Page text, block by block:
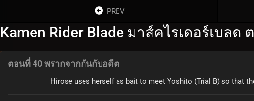
PREV
Kamen Rider Blade มาส์คไรเดอร์เบลด
ตอนที่ 40 พรากจากกันกับอดีต
Hirose uses herself as bait to meet Yoshito (Trial B) so that